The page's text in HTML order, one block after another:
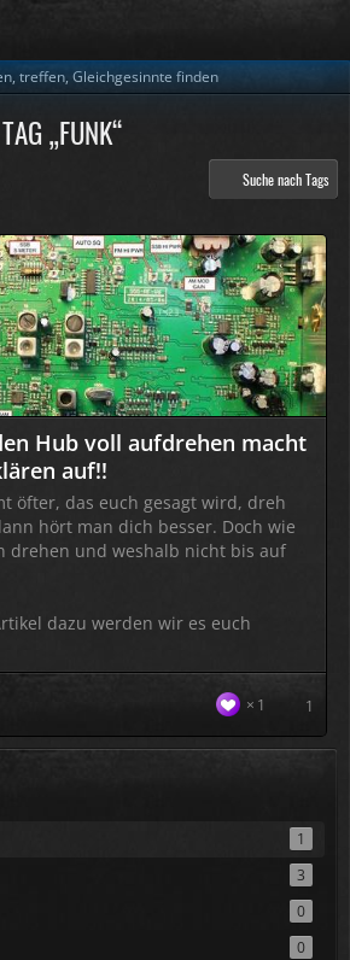
treffen, Gleichgesinnte finden
„FUNK“
Suche nach Tags
Hub voll aufdrehen macht
auf!!
öfter, das euch gesagt wird, dreh
hört man dich besser. Doch wie
drehen und weshalb nicht bis auf
dazu werden wir es euch
1 1
1
3
0
0